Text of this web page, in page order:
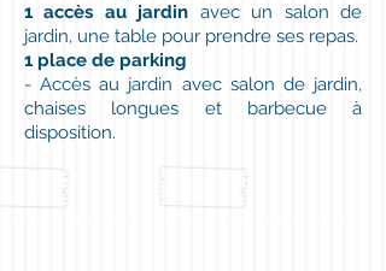
1 accès au jardin avec un salon de
jardin, une table pour prendre ses repas.
1 place de parking
- Accès au jardin avec salon de jardin,
chaises longues et barbecue à
disposition.